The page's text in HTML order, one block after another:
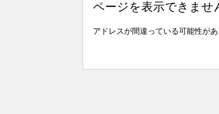
ページを表示できませ
アドレスが間違っている可能性が